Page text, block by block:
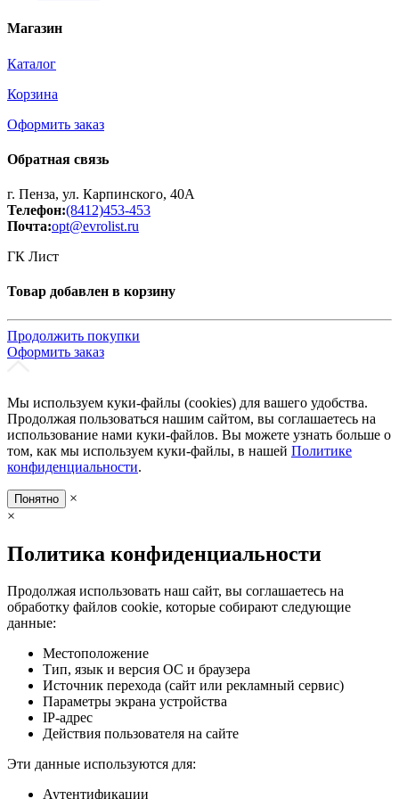
Магазин
Каталог
Корзина
Оформить заказ
Обратная связь
г. Пенза, ул. Карпинского, 40А
Телефон:(8412)453-453
Почта:opt@evrolist.ru
ГК Лист
Товар добавлен в корзину
Продолжить покупки
Оформить заказ
Мы используем куки-файлы (cookies) для вашего удобства.
Продолжая пользоваться нашим сайтом, вы соглашаетесь на
использование нами куки-файлов. Вы можете узнать больше о
том, как мы используем куки-файлы, в нашей Политике
конфиденциальности.
Понятно
×
×
Политика конфиденциальности
Продолжая использовать наш сайт, вы соглашаетесь на
обработку файлов cookie, которые собирают следующие
данные:
Местоположение
Тип, язык и версия ОС и браузера
Источник перехода (сайт или рекламный сервис)
Параметры экрана устройства
IP-адрес
Действия пользователя на сайте
Эти данные используются для:
Аутентификации